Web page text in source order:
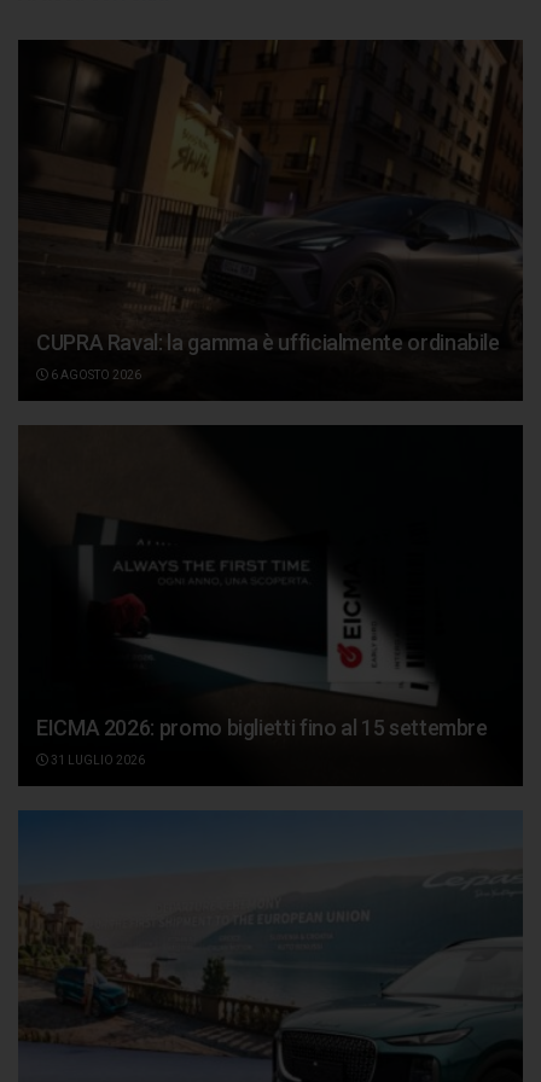
CUPRA Raval: la gamma è ufficialmente ordinabile
6 AGOSTO 2026
EICMA 2026: promo biglietti fino al 15 settembre
31 LUGLIO 2026